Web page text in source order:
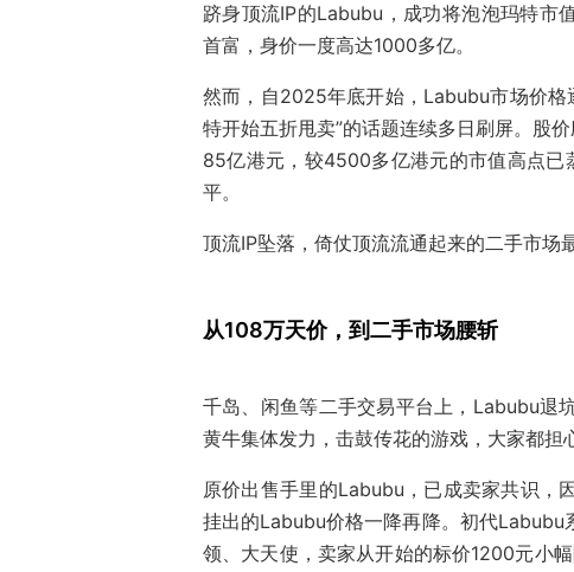
跻身顶流IP的Labubu，成功将泡泡玛特市
首富，身价一度高达1000多亿。
然而，自2025年底开始，Labubu市场价格
特开始五折甩卖”的话题连续多日刷屏。股
85亿港元，较4500多亿港元的市值高点
平。
顶流IP坠落，倚仗顶流流通起来的二手市场
从108万天价，到二手市场腰斩
千岛、闲鱼等二手交易平台上，Labubu退
黄牛集体发力，击鼓传花的游戏，大家都担
原价出售手里的Labubu，已成卖家共识，
挂出的Labubu价格一降再降。初代
领、大天使，卖家从开始的标价1200元小